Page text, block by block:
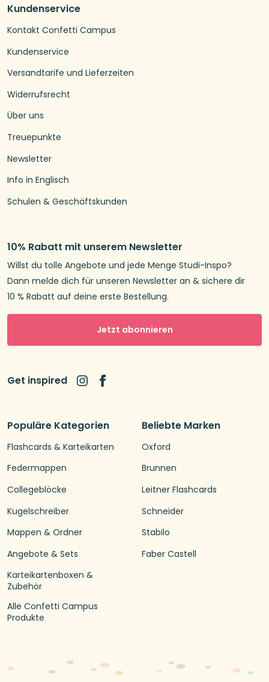
Populäre Kategorien
Flashcards & Karteikarten
Federmappen
Collegeblöcke
Kugelschreiber
Mappen & Ordner
Angebote & Sets
Karteikartenboxen &
Zubehör
Alle Confetti Campus
Produkte
Beliebte Marken
Oxford
Brunnen
Leitner Flashcards
Schneider
Stabilo
Faber Castell
Kundenservice
Kontakt Confetti Campus
Kundenservice
Versandtarife und Lieferzeiten
Widerrufsrecht
Über uns
Treuepunkte
Newsletter
Info in Englisch
Schulen & Geschäftskunden
10% Rabatt mit unserem Newsletter
Willst du tolle Angebote und jede Menge Studi-Inspo?
Dann melde dich für unseren Newsletter an & sichere dir
10 % Rabatt auf deine erste Bestellung.
Jetzt abonnieren
Get inspired